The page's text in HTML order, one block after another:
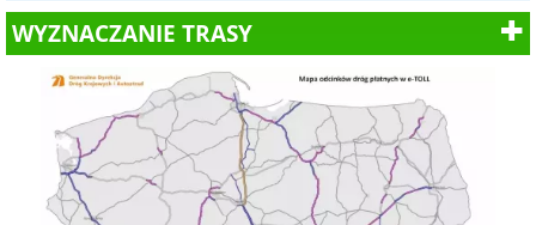
WYZNACZANIE TRASY